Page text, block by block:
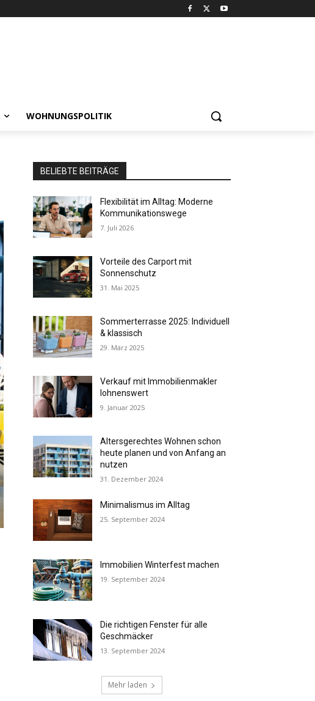
WOHNUNGSPOLITIK
BELIEBTE BEITRÄGE
Flexibilität im Alltag: Moderne
Kommunikationswege
7. Juli 2026
Vorteile des Carport mit
Sonnenschutz
31. Mai 2025
Sommerterrasse 2025: Individuell
& klassisch
29. März 2025
Verkauf mit Immobilienmakler
lohnenswert
9. Januar 2025
Altersgerechtes Wohnen schon
heute planen und von Anfang an
nutzen
31. Dezember 2024
Minimalismus im Alltag
25. September 2024
Immobilien Winterfest machen
19. September 2024
Die richtigen Fenster für alle
Geschmäcker
13. September 2024
Mehr laden